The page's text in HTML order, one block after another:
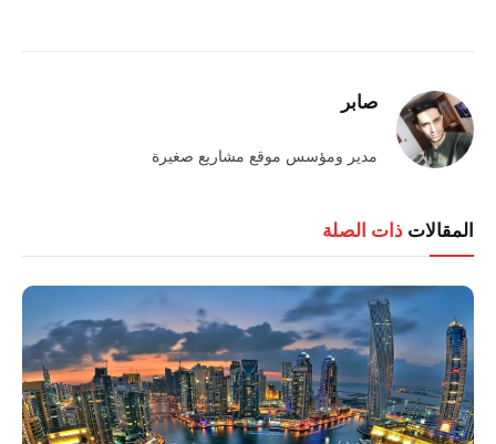
صابر
مدير ومؤسس موقع مشاريع صغيرة
المقالات ذات الصلة